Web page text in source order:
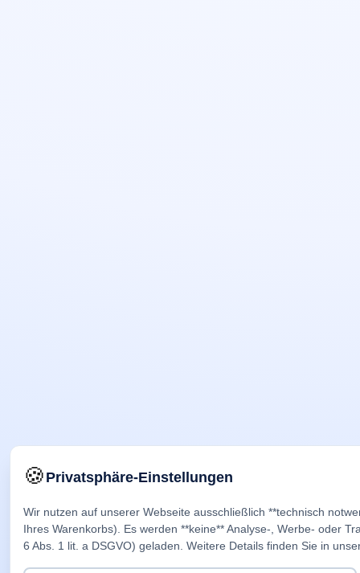
🍪Privatsphäre-Einstellungen
Wir nutzen auf unserer Webseite ausschließlich **technisch
Ihres Warenkorbs). Es werden **keine** Analyse-, Werbe- oder
6 Abs. 1 lit. a DSGVO) geladen. Weitere Details finden Sie in